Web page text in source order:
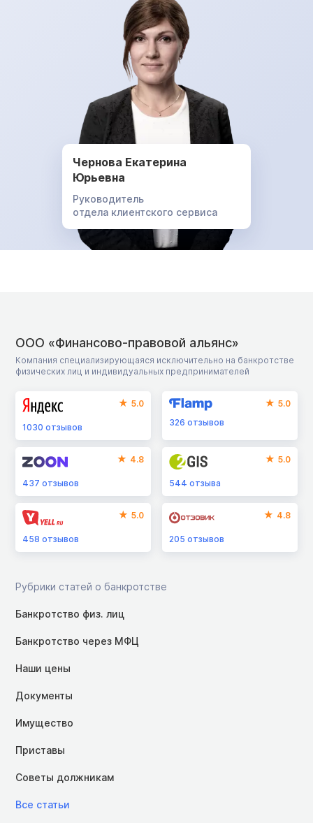
Чернова Екатерина
Юрьевна
Руководитель
отдела клиентского сервиса
ООО «Финансово-правовой альянс»
Компания специализирующаяся исключительно на банкротстве
физических лиц и индивидуальных предпринимателей
5.0
1030 отзывов
5.0
326отзывов
4.8
437 отзывов
5.0
544отзыва
5.0
458 отзывов
4.8
205отзывов
Рубрики статей о банкротстве
Банкротство физ. лиц
Банкротство через МФЦ
Наши цены
Документы
Имущество
Приставы
Советы должникам
Все статьи